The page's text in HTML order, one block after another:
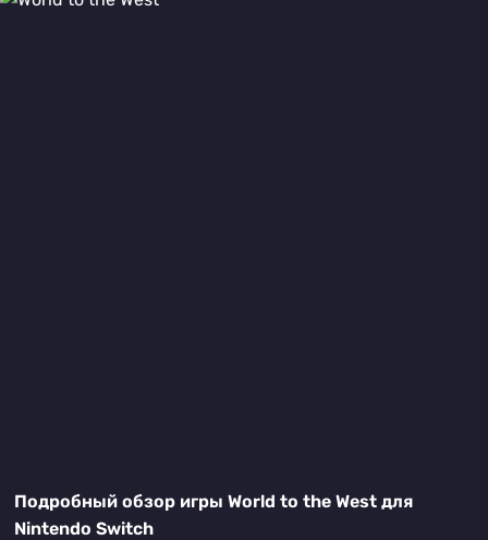
Подробный обзор игры World to the West для
Nintendo Switch